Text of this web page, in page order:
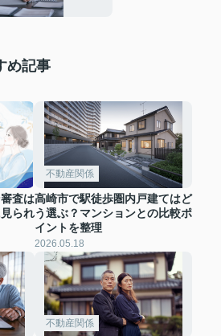
め記事
査は
られ
不動産関係
高崎市で駅徒歩圏内戸建てはど
う選ぶ？マンションとの比較ポ
イントを整理
2026.05.18
不動産関係